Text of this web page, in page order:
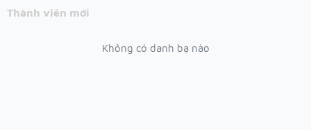
Thành viên mới
Không có danh bạ nào